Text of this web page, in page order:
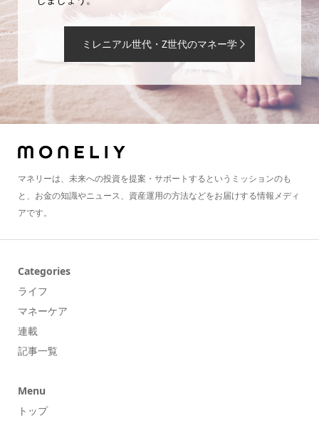
ミレニアル世代・Z世代のマネー学
マネリーは、未来への投資を提案・サポートするというミッションのも
と、お金の知識やニュース、資産運用の方法などをお届けする情報メディ
アです。
Categories
ライフ
マネーケア
連載
記事一覧
Menu
トップ